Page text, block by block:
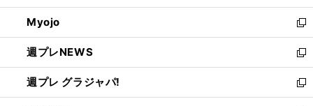
開
く
ウ
で
開
く
ン
ド
ウ
で
開
く
ウ
ィ
ン
ド
ウ
で
開
Myojo
新
し
い
ウ
ィ
ン
週プレNEWS
新
し
い
ウ
週プレ グラジャパ!
新
し